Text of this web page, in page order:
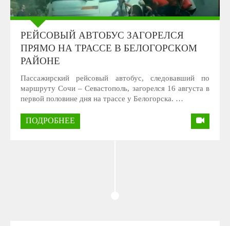
РЕЙСОВЫЙ АВТОБУС ЗАГОРЕЛСЯ
ПРЯМО НА ТРАССЕ В БЕЛОГОРСКОМ
РАЙОНЕ
Пассажирский рейсовый автобус, следовавший по
маршруту Сочи – Севастополь, загорелся 16 августа в
первой половине дня на трассе у Белогорска. …
ПОДРОБНЕЕ